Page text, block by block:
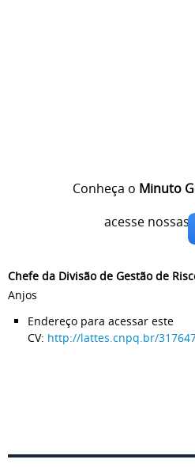
Conheça o Minuto
acesse
Chefe da Divisão de Gestão de
Anjos
Endereço para acessar este
CV: http://lattes.cnpq.br/